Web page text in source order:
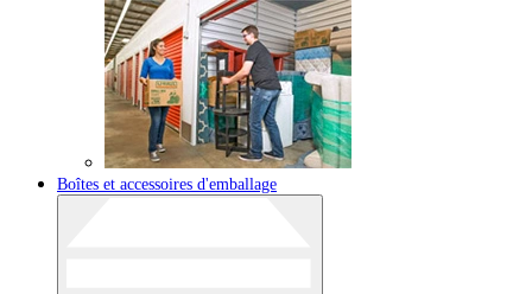
Boîtes et accessoires d'emballage